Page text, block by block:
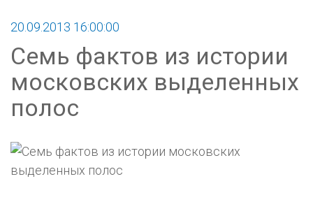
20.09.2013 16:00:00
Семь фактов из истории
московских выделенных
полос